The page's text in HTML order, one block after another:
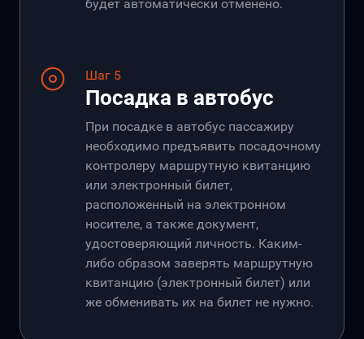
будет автоматически отменено.
Шаг 5
Посадка в автобус
При посадке в автобус пассажиру
необходимо предъявить посадочному
контролеру маршрутную квитанцию
или электронный билет,
расположенный на электронном
носителе, а также документ,
удостоверяющий личность. Каким-
либо образом заверять маршрутную
квитанцию (электронный билет) или
же обменивать их на билет не нужно.